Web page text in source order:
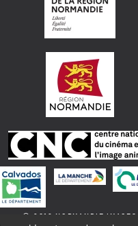
© 2018 NORMANDIE IMAGES